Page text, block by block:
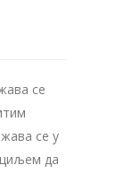
се
се у
да